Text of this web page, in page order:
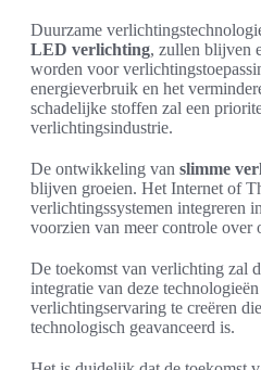
Duurzame
LED verlichting, zullen blijven
worden voor
energieverbruik en het
schadelijke stoffen zal een
verlichtingsindustrie.
De ontwikkeling van slimme
blijven groeien. Het Internet of
verlichtingssystemen integreren
voorzien van meer controle over
De toekomst van verlichting zal
integratie van deze
verlichtingservaring te creëren
technologisch geavanceerd is.